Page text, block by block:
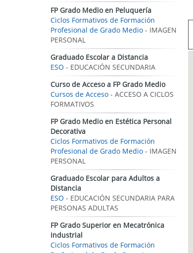
FP Grado Medio en Peluquería
Ciclos Formativos de Formación
Profesional de Grado Medio - IMAGEN
PERSONAL
Graduado Escolar a Distancia
ESO - EDUCACIÓN SECUNDARIA
Curso de Acceso a FP Grado Medio
Cursos de Acceso - ACCESO A CICLOS
FORMATIVOS
FP Grado Medio en Estética Personal
Decorativa
Ciclos Formativos de Formación
Profesional de Grado Medio - IMAGEN
PERSONAL
Graduado Escolar para Adultos a
Distancia
ESO - EDUCACIÓN SECUNDARIA PARA
PERSONAS ADULTAS
FP Grado Superior en Mecatrónica
Industrial
Ciclos Formativos de Formación